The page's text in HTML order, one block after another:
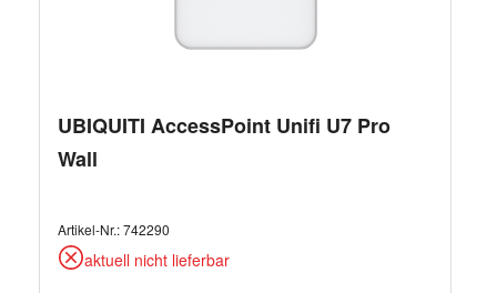
UBIQUITI AccessPoint Unifi U7 Pro
Wall
Artikel-Nr.:742290
aktuell nicht lieferbar